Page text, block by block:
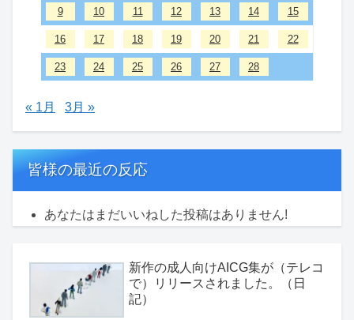
9 10 11 12 13 14 15
16 17 18 19 20 21 22
23 24 25 26 27 28
« 1月 3月 »
皆様の最近の反応
あなたはまだいいねした投稿はありません!
新作の成人向けAICG集が（テレコ
で）リリースされました。（日
記）